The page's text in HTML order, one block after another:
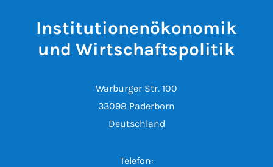
Institutionenökonomik
und Wirtschaftspolitik
Warburger Str. 100
33098 Paderborn
Deutschland
Telefon: